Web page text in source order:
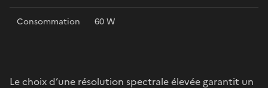
Consommation 60 W
Le choix d’une résolution spectrale élevée garantit un